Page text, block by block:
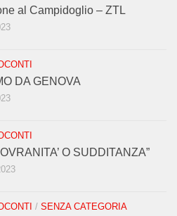
al Campidoglio – ZTL
DA GENOVA
O SUDDITANZA”
/ SENZA CATEGORIA